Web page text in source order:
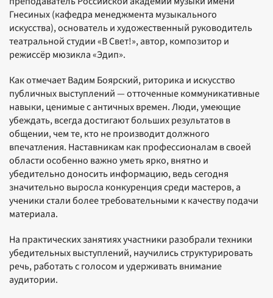
Гнесиных (кафедра менеджмента музыкального
искусства), основатель и художественный руководитель
театральной студии «В Свет!», автор, композитор и
режиссёр мюзикла «Эдип».
Как отмечает Вадим Боярский, риторика и искусство
публичных выступлений — отточенные коммуникативные
навыки, ценимые с античных времен. Люди, умеющие
убеждать, всегда достигают больших результатов в
общении, чем те, кто не производит должного
впечатления. Наставникам как профессионалам в своей
области особенно важно уметь ярко, внятно и
убедительно доносить информацию, ведь сегодня
значительно выросла конкуренция среди мастеров, а
ученики стали более требовательными к качеству подачи
материала.
На практических занятиях участники разобрали техники
убедительных выступлений, научились структурировать
речь, работать с голосом и удерживать внимание
аудитории.